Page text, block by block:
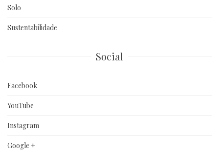
Solo
Sustentabilidade
Social
Facebook
YouTube
Instagram
Google +